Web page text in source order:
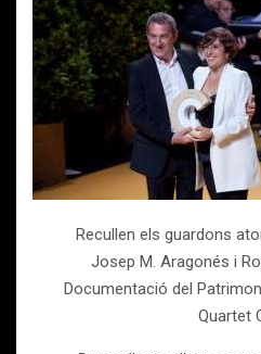
Recullen els guardons
Josep M. Aragonés i
Documentació del
Quartet